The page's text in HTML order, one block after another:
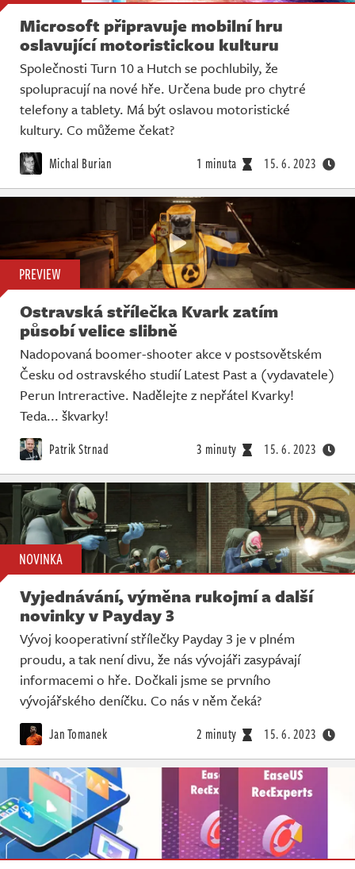
Microsoft připravuje mobilní hru
oslavující motoristickou kulturu
Společnosti Turn 10 a Hutch se pochlubily, že
spolupracují na nové hře. Určena bude pro chytré
telefony a tablety. Má být oslavou motoristické
kultury. Co můžeme čekat?
Michal Burian 1 minuta 15. 6. 2023
PREVIEW
Ostravská střílečka Kvark zatím
působí velice slibně
Nadopovaná boomer-shooter akce v postsovětském
Česku od ostravského studií Latest Past a (vydavatele)
Perun Intreractive. Nadělejte z nepřátel Kvarky!
Teda... škvarky!
Patrik Strnad 3 minuty 15. 6. 2023
NOVINKA
Vyjednávání, výměna rukojmí a další
novinky v Payday 3
Vývoj kooperativní střílečky Payday 3 je v plném
proudu, a tak není divu, že nás vývojáři zasypávají
informacemi o hře. Dočkali jsme se prvního
vývojářského deníčku. Co nás v něm čeká?
Jan Tomanek 2 minuty 15. 6. 2023